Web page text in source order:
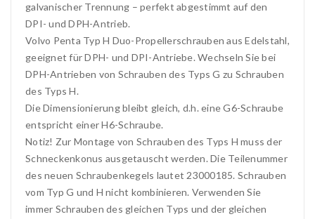
galvanischer Trennung – perfekt abgestimmt auf den
DPI- und DPH-Antrieb.
Volvo Penta Typ H Duo-Propellerschrauben aus Edelstahl,
geeignet für DPH- und DPI-Antriebe. Wechseln Sie bei
DPH-Antrieben von Schrauben des Typs G zu Schrauben
des Typs H.
Die Dimensionierung bleibt gleich, d.h. eine G6-Schraube
entspricht einer H6-Schraube.
Notiz! Zur Montage von Schrauben des Typs H muss der
Schneckenkonus ausgetauscht werden. Die Teilenummer
des neuen Schraubenkegels lautet 23000185. Schrauben
vom Typ G und H nicht kombinieren. Verwenden Sie
immer Schrauben des gleichen Typs und der gleichen